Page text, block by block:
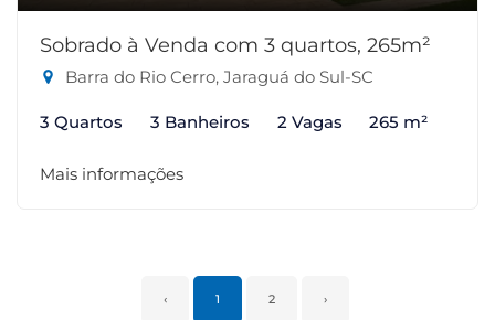
Sobrado à Venda com 3 quartos, 265m²
Barra do Rio Cerro, Jaraguá do Sul-SC
3 Quartos 3 Banheiros 2 Vagas 265 m²
Mais informações
‹ 1 2 ›